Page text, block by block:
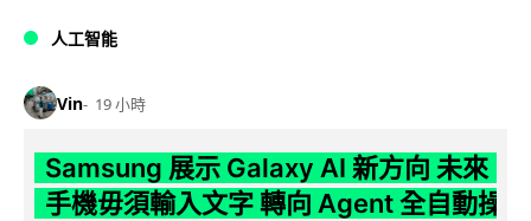
人工智能
Vin 19 小時
Samsung 展示 Galaxy AI 新方向 未來
手機毋須輸入文字 轉向 Agent 全自動操